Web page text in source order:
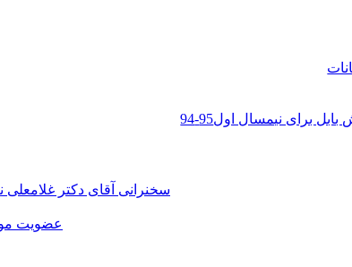
سخنرانی آقای دکتر
عضویت